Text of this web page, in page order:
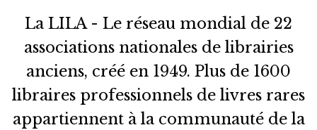
La LILA - Le réseau mondial de 22
associations nationales de librairies
anciens, créé en 1949. Plus de 1600
libraires professionnels de livres rares
appartiennent à la communauté de la